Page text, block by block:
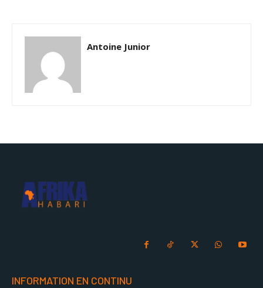
Antoine Junior
INFORMATION EN CONTINU